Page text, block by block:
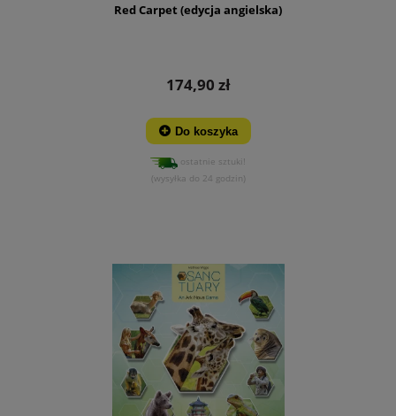
Red Carpet (edycja angielska)
174,90 zł
Do koszyka
ostatnie sztuki!
(wysyłka do 24 godzin)